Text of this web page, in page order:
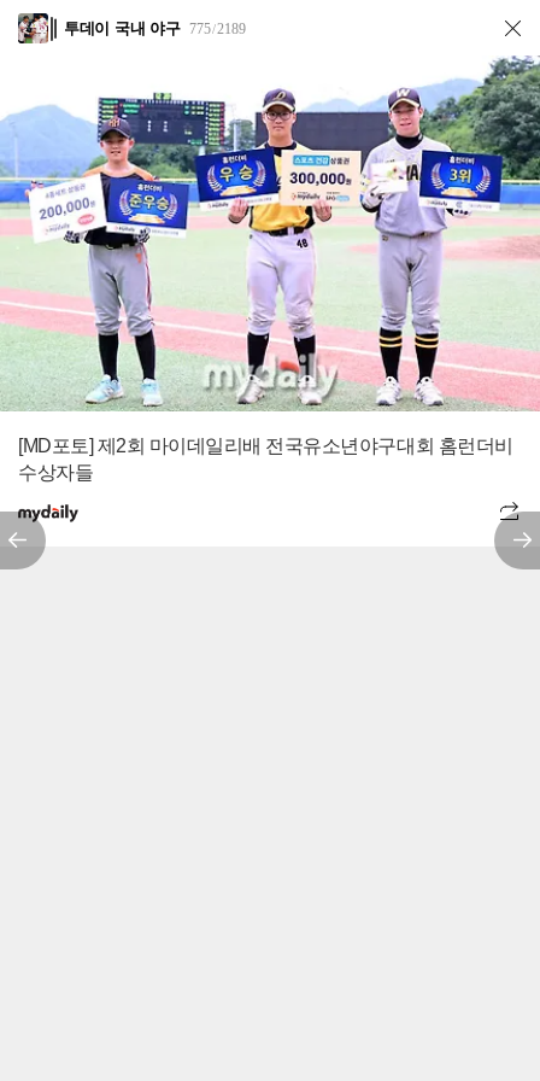
투데이 국내 야구 775/2189
[MD포토] 제2회 마이데일리배 전국유소년야구대회 홈런더비
수상자들